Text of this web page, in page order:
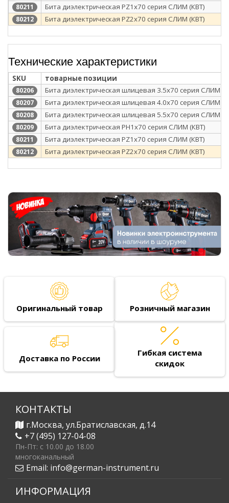
80211 Бита диэлектрическая PZ1х70 серия СЛИМ (КВТ)
80212 Бита диэлектрическая PZ2х70 серия СЛИМ (КВТ)
Технические характеристики
SKU товарные позиции
80206 Бита диэлектрическая шлицевая 3.5х70 серия СЛИМ
80207 Бита диэлектрическая шлицевая 4.0х70 серия СЛИМ
80208 Бита диэлектрическая шлицевая 5.5х70 серия СЛИМ
80209 Бита диэлектрическая PH1х70 серия СЛИМ (КВТ)
80211 Бита диэлектрическая PZ1х70 серия СЛИМ (КВТ)
80212 Бита диэлектрическая PZ2х70 серия СЛИМ (КВТ)
Оригинальный товар Розничный магазин
Доставка по России
Гибкая система
скидок
КОНТАКТЫ
г.Москва, ул.Братиславская, д.14
+7 (495) 127-04-08
Пн-Пт: c 10.00 до 18.00
многоканальный
Email: info@german-instrument.ru
ИНФОРМАЦИЯ